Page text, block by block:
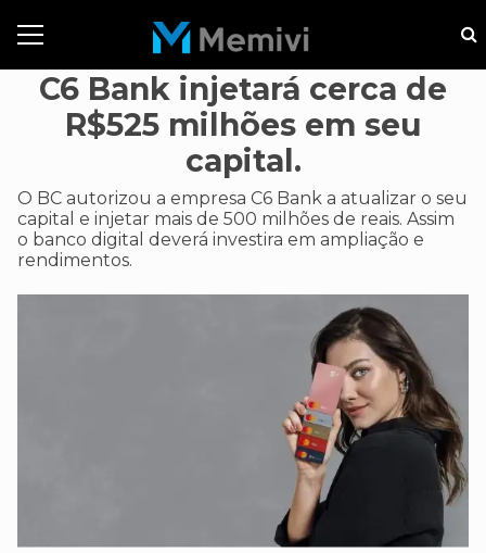
C6 Bank injetará cerca de
R$525 milhões em seu
capital.
O BC autorizou a empresa C6 Bank a atualizar o seu
capital e injetar mais de 500 milhões de reais. Assim
o banco digital deverá investira em ampliação e
rendimentos.